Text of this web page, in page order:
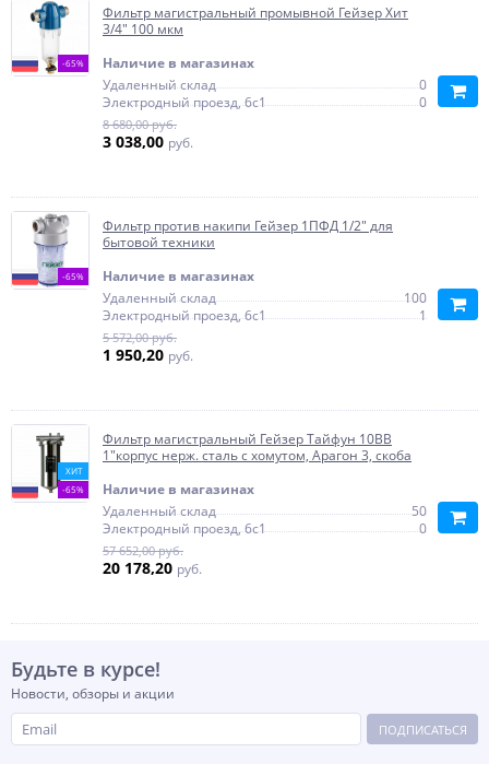
-65%
Фильтр магистральный промывной Гейзер Хит
3/4" 100 мкм
Наличие в магазинах
Удаленный склад
0
Электродный проезд, 6с1
0
8 680,00 руб.
3 038,00 руб.
-65%
Фильтр против накипи Гейзер 1ПФД 1/2" для
бытовой техники
Наличие в магазинах
Удаленный склад
100
Электродный проезд, 6с1
1
5 572,00 руб.
1 950,20 руб.
ХИТ
-65%
Фильтр магистральный Гейзер Тайфун 10ВВ
1"корпус нерж. сталь с хомутом, Арагон 3, скоба
Наличие в магазинах
Удаленный склад
50
Электродный проезд, 6с1
0
57 652,00 руб.
20 178,20 руб.
Будьте в курсе!
Новости, обзоры и акции
ПОДПИСАТЬСЯ